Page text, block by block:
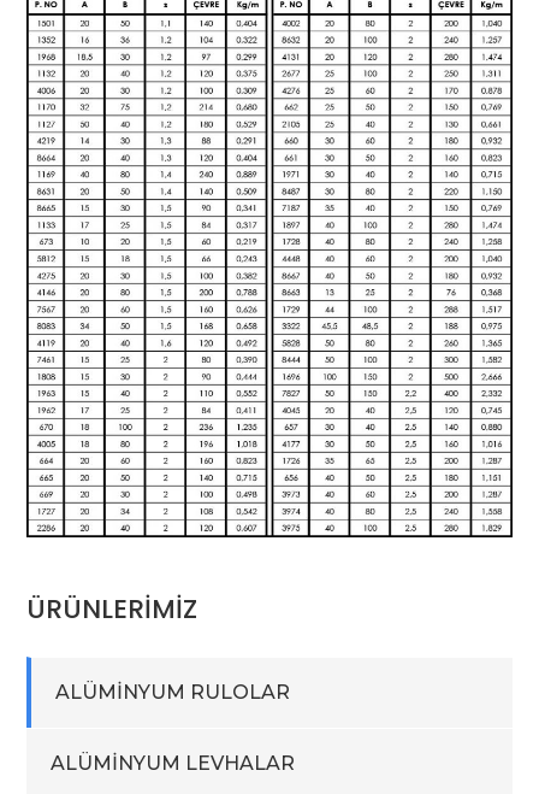
ÜRÜNLERİMİZ
ALÜMİNYUM RULOLAR
ALÜMİNYUM LEVHALAR